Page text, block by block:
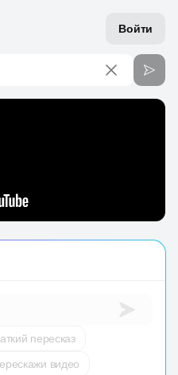
Войти
пересказ
видео